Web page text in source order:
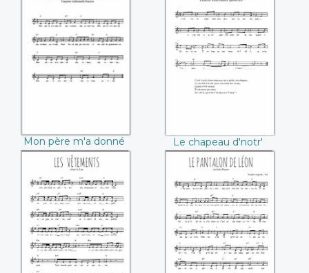
Mon père m'a
donné des rubans
Mon père m'a donné
des rubans
Le chapeau d'notr'
curé
Le chapeau d'notr'
curé
Les vêtements
(Alain le Lait)
Le pantalon de
Léon (Aristide
Bruant)